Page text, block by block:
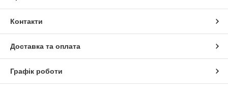
Контакти
Доставка та оплата
Графік роботи